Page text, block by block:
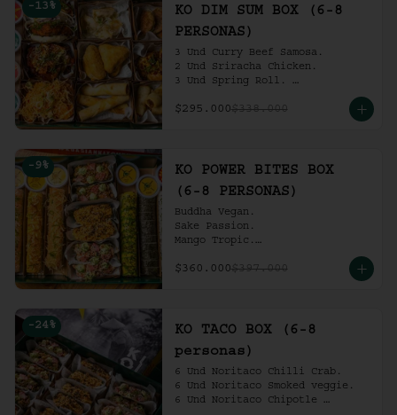
-13 %
KO DIM SUM BOX (6-8
PERSONAS)
3 Und Curry Beef Samosa.
2 Und Sriracha Chicken.
3 Und Spring Roll.
3 Und Cha Siu Roll.
Gochujang Ribs.
$295.000$338.000
- 9%
KO POWER BITES BOX
(6-8 PERSONAS)
Buddha Vegan.
Sake Passion.
Mango Tropic.
Dragon.
2 Und Noritaco Chilli Crab.
(6-8 personas).
$360.000$397.000
-24 %
KO TACO BOX (6-8
personas)
6 Und Noritaco Chilli Crab.
6 Und Noritaco Smoked veggie.
6 Und Noritaco Chipotle